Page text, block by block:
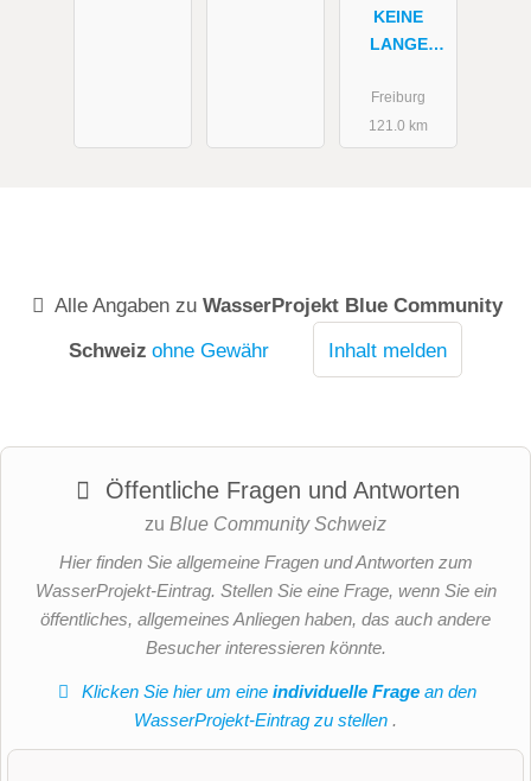
KEINE
LANGE
OHNE
FLIESSEND
WASSER
Freiburg
121.0 km
Alle Angaben zuWasserProjekt Blue Community
Schweiz ohne Gewähr Inhalt melden
Öffentliche Fragen und Antworten
zu Blue Community Schweiz
Hier finden Sie allgemeine Fragen und Antworten zum
WasserProjekt-Eintrag. Stellen Sie eine Frage, wenn Sie ein
öffentliches, allgemeines Anliegen haben, das auch andere
Besucher interessieren könnte.
Klicken Sie hier um eineindividuelle Frage an den
WasserProjekt-Eintrag zu stellen .